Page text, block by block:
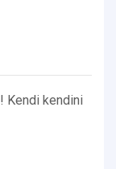
Kendi kendini